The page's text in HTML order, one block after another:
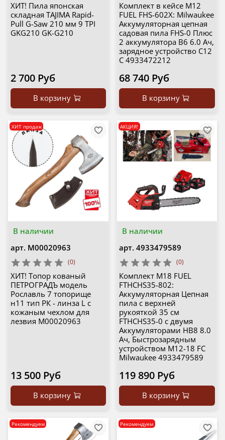
ХИТ! Пила японская
складная TAJIMA Rapid-
Pull G-Saw 210 мм 9 TPI
GKG210 GK-G210
2 700 Руб
В корзину
Комплект в кейсе M12
FUEL FHS-602X: Milwaukee
Аккумуляторная цепная
садовая пила FHS-0 Плюс
2 аккумулятора B6 6.0 Ач,
зарядное устройство C12
C 4933472212
68 740 Руб
В корзину
В наличии
ХИТ продаж
арт. М00020963
(0)
ХИТ! Топор кованый
ПЕТРОГРАДЪ модель
Рославль 7 топорище
н11 тип РК - линза L с
кожаным чехлом для
лезвия М00020963
13 500 Руб
В корзину
В наличии
АКЦИЯ!
арт. 4933479589
(0)
Комплект M18 FUEL
FTHCHS35-802:
Аккумуляторная Цепная
пила с верхней
рукояткой 35 см
FTHCHS35-0 с двумя
Аккумуляторами HB8 8.0
Ач, Быстрозарядным
устройством M12-18 FC
Milwaukee 4933479589
119 890 Руб
В корзину
Рекомендуем Рекомендуем